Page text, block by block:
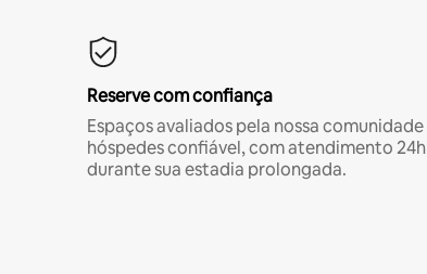
Reserve com confiança
Espaços avaliados pela nossa
hóspedes confiável, com atendimento 24h
durante sua estadia prolongada.